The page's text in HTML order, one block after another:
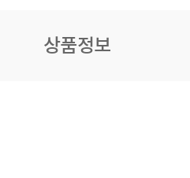
상품정보